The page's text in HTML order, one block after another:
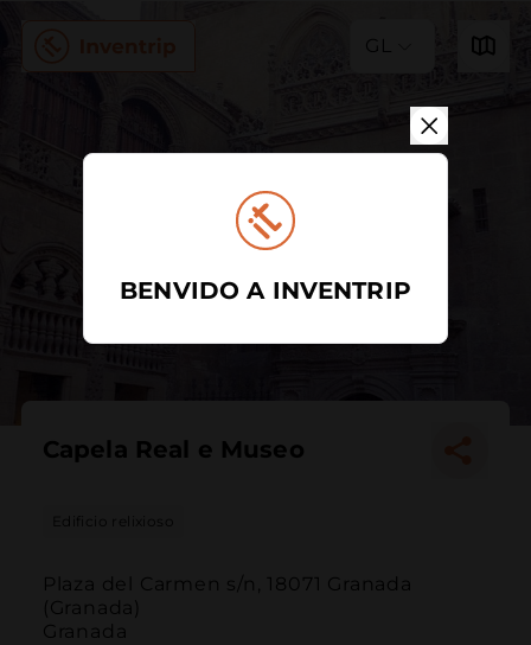
GL
Capela Real e Museo
Edificio relixioso
Plaza del Carmen s/n, 18071 Granada
(Granada)
Granada
BENVIDO A INVENTRIP